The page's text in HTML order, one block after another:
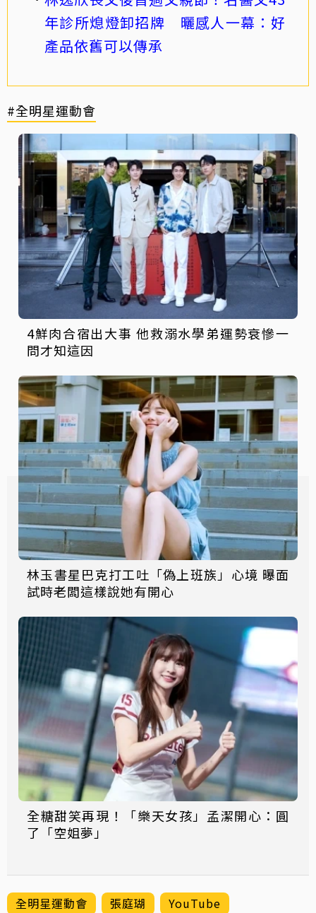
年診所熄燈卸招牌 曬感人一幕：好
產品依舊可以傳承
#全明星運動會
4鮮肉合宿出大事 他救溺水學弟運勢衰慘一
問才知這因
林玉書星巴克打工吐「偽上班族」心境 曝面
試時老闆這樣說她有開心
全糖甜笑再現！「樂天女孩」孟潔開心：圓
了「空姐夢」
全明星運動會 張庭瑚 YouTube